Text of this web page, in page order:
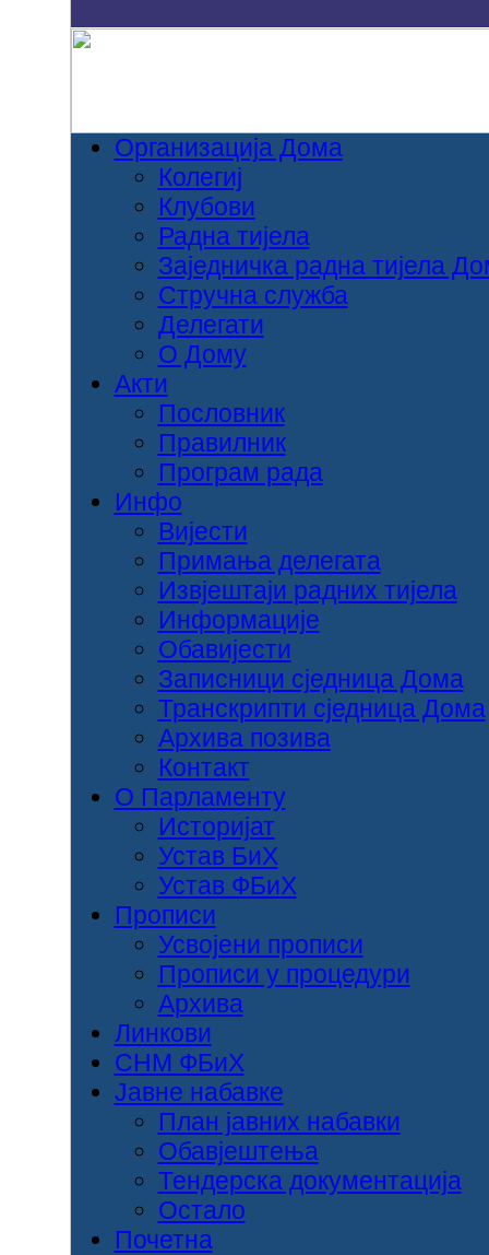
Организација Дома
Колегиј
Клубови
Радна тијела
Заједничка радна тијела
Стручна служба
Делегати
O Дому
Aкти
Пословник
Правилник
Програм рада
Инфо
Вијести
Примања делегата
Извјештаји радних тијела
Информације
Обавијести
Записници сједница Дома
Транскрипти сједница Дома
Архива позива
Контакт
О Парламенту
Историјат
Устав БиХ
Устав ФБиХ
Прописи
Усвојени прописи
Прописи у процедури
Архива
Линкови
СНМ ФБиХ
Јавне набавке
План јавних набавки
Обавјештења
Тендерска документација
Остало
Почетна